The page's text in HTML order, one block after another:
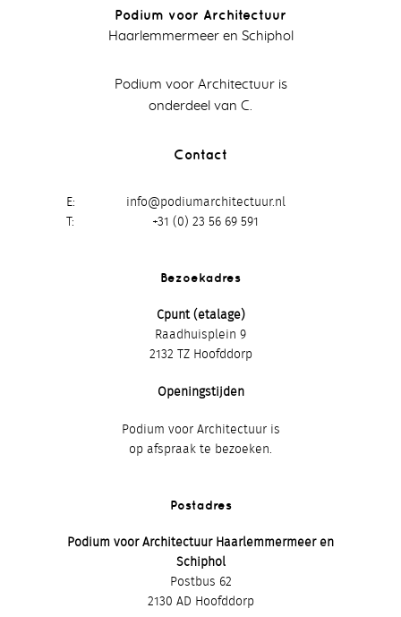
Podium voor Architectuur
Haarlemmermeer en Schiphol
Podium voor Architectuur is
onderdeel van C.
Contact
E
info@podiumarchitectuur.nl
+31 (0) 23 56 69 591
Bezoekadres
Cpunt (etalage)
Raadhuisplein 9
2132 TZ Hoofddorp
Openingstijden
Podium voor Architectuur is
op afspraak te bezoeken.
Postadres
Podium voor Architectuur Haarlemmermeer en
Schiphol
Postbus 62
2130 AD Hoofddorp